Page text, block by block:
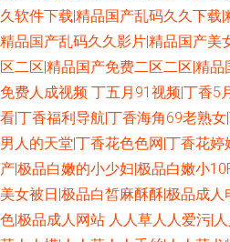
久软件下载|精品国产乱码久久下载
精品国产乱码久久影片|精品国产美
区二区|精品国产免费二区二区|精
免费人成视频 丁五月91视频|丁香5
看|丁香福利导航|丁香海角69老熟
男人的天堂|丁香花色色网|丁香花婷
产|极品白嫩的小少妇|极品白嫩小
美女被日|极品白皙麻酥酥|极品成
色|极品成人网站 人人草人人爱污|